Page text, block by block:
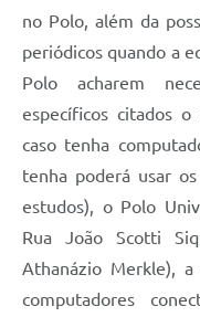
no Polo, além da
periódicos quando a
Polo acharem
específicos citados
caso tenha
tenha poderá usar
estudos), o Polo
Rua João Scotti
Athanázio Merkle),
computadores